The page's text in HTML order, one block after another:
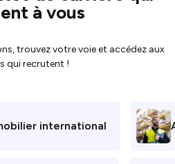
à vous
trouvez votre voie et accédez aux
qui recrutent !
international